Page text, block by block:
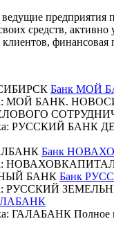
предприятия
средств,
Банк МОЙ
МОЙ БАНК.
РУССКИЙ
Банк
Банк
РУССКИЙ
ГАЛАБАНК